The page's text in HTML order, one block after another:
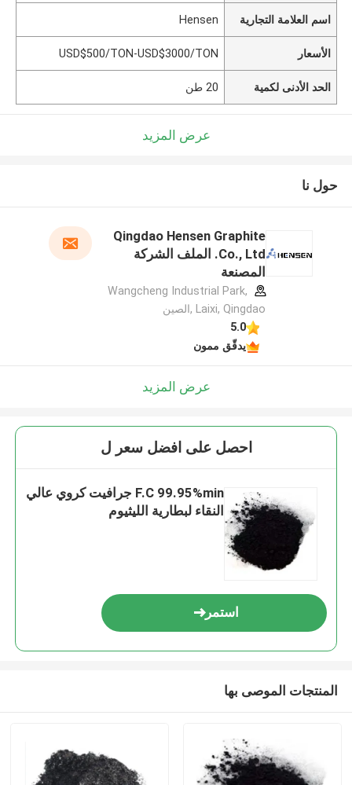
اسم العلامة التجارية Hensen
الأسعار USD$500/TON-USD$3000/TON
الحد الأدنى لكمية 20 طن
عرض المزيد
حول نا
Qingdao Hensen Graphite
Co., Ltd. الملف الشركة
المصنعة
Wangcheng Industrial Park,
Laixi, Qingdao ,الصين
5.0
يدقّق ممون
عرض المزيد
احصل على افضل سعر ل
F.C 99.95%min جرافيت كروي عالي
النقاء لبطارية الليثيوم
استمر
المنتجات الموصى بها